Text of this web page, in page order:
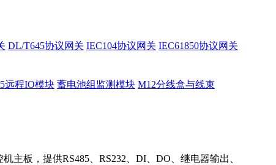
DL/T645协议网关 IEC104协议网关 IEC61850协议网关
远程IO模块 蓄电池组监测模块 M12分线盒与线束
板，提供RS485、RS232、DI、DO、继电器输出、